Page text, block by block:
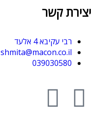
יצירת קשר
רבי עקיבא 4 אלעד
shmita@macon.co.il
039030580